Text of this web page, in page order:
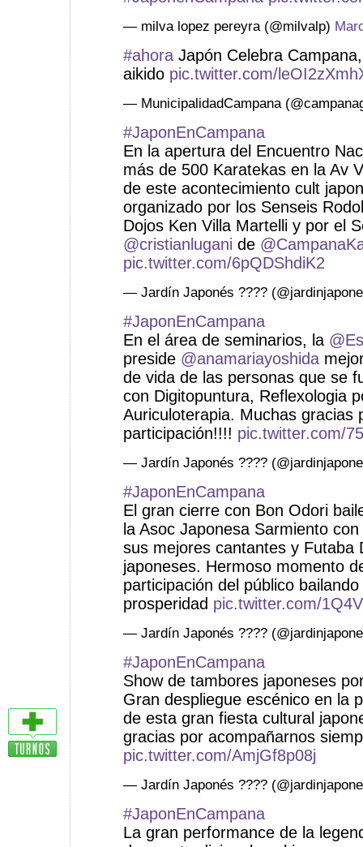
— milva lopez pereyra (@milvalp)
#ahora Japón Celebra
aikido pic.twitter.com/
— MunicipalidadCampana
#JaponEnCampana
En la apertura del Encuentro
más de 500 Karatekas en la Av
de este acontecimiento cult
organizado por los Senseis
Dojos Ken Villa Martelli y por el
@cristianlugani de
pic.twitter.com/6pQDShdiK2
— Jardín Japonés ????
#JaponEnCampana
En el área de seminarios, la
preside @anamariayoshida
de vida de las personas que se
con Digitopuntura, Reflexologia
Auriculoterapia. Muchas gracias
participación!!!! pic.twitter.com/
— Jardín Japonés ????
#JaponEnCampana
El gran cierre con Bon Odori
la Asoc Japonesa Sarmiento
sus mejores cantantes y Futaba
japoneses. Hermoso momento
participación del público
prosperidad pic.twitter.com/
— Jardín Japonés ????
#JaponEnCampana
Show de tambores japoneses
Gran despliegue escénico en la
de esta gran fiesta cultural
gracias por acompañarnos
pic.twitter.com/AmjGf8p08j
— Jardín Japonés ????
#JaponEnCampana
La gran performance de la